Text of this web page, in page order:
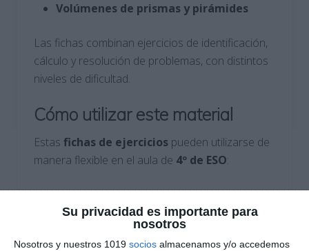
Su privacidad es importante para
nosotros
Nosotros y nuestros 1019 socios almacenamos y/o accedemos
Volúmenes de prismas y pirámides
Las fichas combinan ejercicios de identificación,
cálculo y resolución de problemas, con distintos
niveles de dificultad.
Cómo utilizar este material
Estas fichas de ejercicios pueden utilizarse de
manera flexible en el aula de 4º de ESO:
Comorefuerzotras la explicación de los
cuerpos geométricos.
Parapracticar el cálculo de áreas y